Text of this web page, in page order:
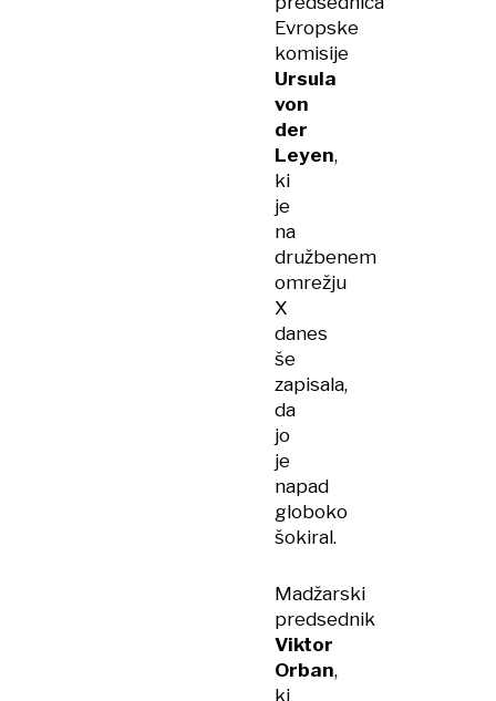
Evropske
komisije
Ursula
von
der
Leyen,
ki
je
na
družbenem
omrežju
X
danes
še
zapisala,
da
jo
je
napad
globoko
šokiral.
Madžarski
predsednik
Viktor
Orban,
ki